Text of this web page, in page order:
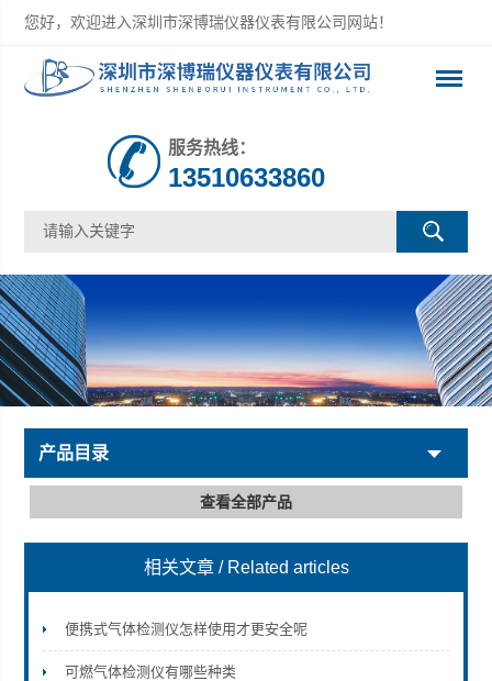
您好，欢迎进入深圳市深博瑞仪器仪表有限公司网站！
深圳市深博瑞仪器仪表有限公司
服务热线：
13510633860
产品目录
查看全部产品
相关文章 / Related articles
便携式气体检测仪怎样使用才更安全呢
可燃气体检测仪有哪些种类